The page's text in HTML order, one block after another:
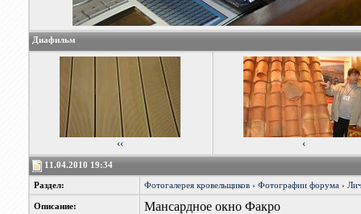
Диафильм
‹‹ ‹
11.04.2010 19:34
Раздел: Фотогалерея кровельщиков› Фотографии форума›
Описание: Мансардное окно Факро